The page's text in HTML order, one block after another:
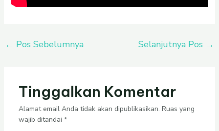
← Pos Sebelumnya Selanjutnya Pos →
Tinggalkan Komentar
Alamat email Anda tidak akan dipublikasikan. Ruas yang
wajib ditandai *